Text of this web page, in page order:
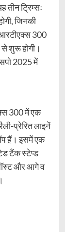
ट्रिम्सः
जिनकी
300
शुरू होगी।
2025 में
300 में एक
प्रेरित लाइनें
हैं। इसमें एक
टैंक स्टेप्ड
और आगे व